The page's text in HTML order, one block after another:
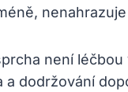
není
a dodržování